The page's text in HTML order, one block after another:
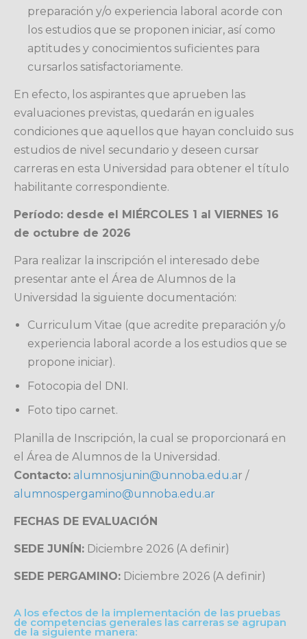
preparación y/o experiencia laboral acorde con
los estudios que se proponen iniciar, así como
aptitudes y conocimientos suficientes para
cursarlos satisfactoriamente.
En efecto, los aspirantes que aprueben las
evaluaciones previstas, quedarán en iguales
condiciones que aquellos que hayan concluido sus
estudios de nivel secundario y deseen cursar
carreras en esta Universidad para obtener el título
habilitante correspondiente.
Período: desde el MIÉRCOLES 1 al VIERNES 16
de octubre de 2026
Para realizar la inscripción el interesado debe
presentar ante el Área de Alumnos de la
Universidad la siguiente documentación:
Curriculum Vitae (que acredite preparación y/o
experiencia laboral acorde a los estudios que se
propone iniciar).
Fotocopia del DNI.
Foto tipo carnet.
Planilla de Inscripción, la cual se proporcionará en
el Área de Alumnos de la Universidad.
Contacto: alumnosjunin@unnoba.edu.ar /
alumnospergamino@unnoba.edu.ar
FECHAS DE EVALUACIÓN
SEDE JUNÍN: Diciembre 2026 (A definir)
SEDE PERGAMINO: Diciembre 2026 (A definir)
A los efectos de la implementación de las pruebas
de competencias generales las carreras se agrupan
de la siguiente manera: